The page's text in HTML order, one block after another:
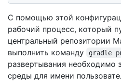
С помощью этой
рабочий процесс, который
центральный репозитории
выполнить команду
gradle
развертывания необходимо
среды для имени